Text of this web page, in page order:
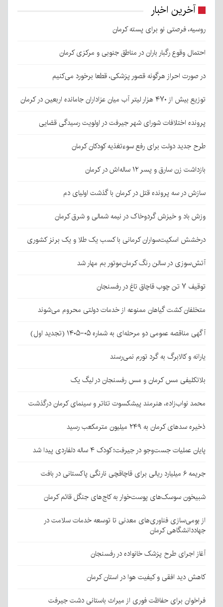
آخرین اخبار
روسیه، فرصتی نو برای پسته کرمان
احتمال وقوع رگبار باران در مناطق جنوبی و مرکزی کرمان
در صورت احراز هرگونه قصور پزشکی، قطعا برخورد می‌کنیم
توزیع بیش از ۴۷۰ هزار لیتر آب میان عزاداران جامانده اربعین در کرمان
پرونده اختلافات شورای شهر جیرفت در اولویت رسیدگی قضایی
طرح جدید دولت برای رفع سوءتغذیه کودکان کرمان
بازداشت زن سارق و پسر ۱۲ ساله‌اش در کرمان
سازش در سه پرونده قتل در کرمان با گذشت اولیای دم
وزش باد و خیزش گردوخاک در نیمه شمالی و شرق کرمان
درخشش اسکیت‌سواران کرمانی با کسب یک طلا و یک برنز کشوری
آتش‌سوزی در سالن رنگ کرمان‌موتور بم مهار شد
توقیف ۷ تن چوب قاچاق تاغ در رفسنجان
متخلفان کشت گیاهان ممنوعه از خدمات دولتی محروم می‌شوند
آگهی مناقصه عمومی دو مرحله‌ای به شماره ۰۵-۱۴۰۵ (تجدید اول)
یارانه و کالابرگ به گرد تورم نمی‌رسند
بلاتکلیفی مس کرمان و مس رفسنجان در لیگ یک
محمد نواب‌زاده، هنرمند پیشکسوت تئاتر و سینمای کرمان درگذشت
ذخیره سدهای کرمان به ۲۴۹ میلیون مترمکعب رسید
پایان عملیات جست‌وجو در جیرفت؛ کودک ۴ ساله دلفاردی پیدا شد
جریمه ۶ میلیارد ریالی برای قاچاقچی نارنگی پاکستانی در بافت
شبیخون سوسک‌های پوست‌خوار به کاج‌های جنگل قائم کرمان
از بومی‌سازی فناوری‌های معدنی تا توسعه خدمات سلامت در
جهاددانشگاهی کرمان
آغاز اجرای طرح پزشک خانواده در رفسنجان
کاهش دید افقی و کیفیت هوا در استان کرمان
فراخوان برای حفاظت فوری از میراث باستانی دشت جیرفت